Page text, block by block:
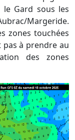
Gard sous les
Margeride.
zones touchées
pas à prendre au
des zones